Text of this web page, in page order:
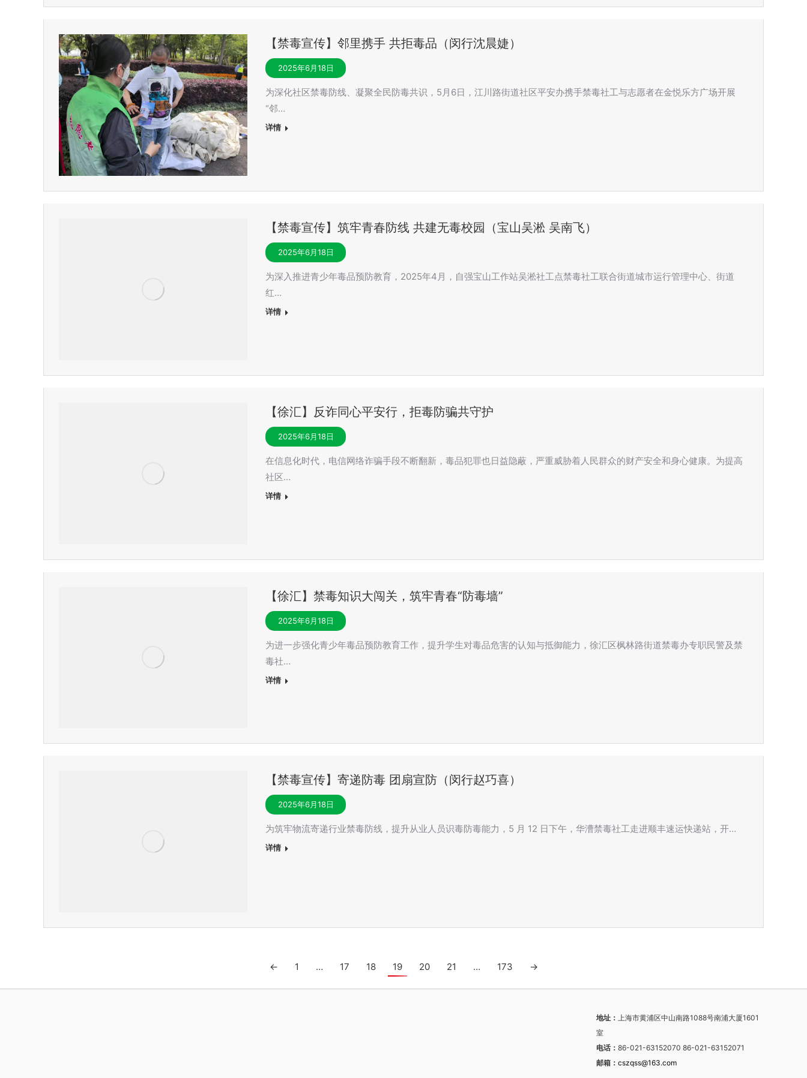
【禁毒宣传】邻里携手 共拒毒品（闵行沈晨婕）
2025年6月18日
为深化社区禁毒防线、凝聚全民防毒共识，5月6日，江川路街道社区平安办携手禁毒社工与志愿者在金悦乐方广场开展
“邻…
详情
【禁毒宣传】筑牢青春防线 共建无毒校园（宝山吴淞 吴南飞）
2025年6月18日
为深入推进青少年毒品预防教育，2025年4月，自强宝山工作站吴淞社工点禁毒社工联合街道城市运行管理中心、街道
红…
详情
【徐汇】反诈同心平安行，拒毒防骗共守护
2025年6月18日
在信息化时代，电信网络诈骗手段不断翻新，毒品犯罪也日益隐蔽，严重威胁着人民群众的财产安全和身心健康。为提高
社区…
详情
【徐汇】禁毒知识大闯关，筑牢青春“防毒墙”
2025年6月18日
为进一步强化青少年毒品预防教育工作，提升学生对毒品危害的认知与抵御能力，徐汇区枫林路街道禁毒办专职民警及禁
毒社…
详情
【禁毒宣传】寄递防毒 团扇宣防（闵行赵巧喜）
2025年6月18日
为筑牢物流寄递行业禁毒防线，提升从业人员识毒防毒能力，5 月 12 日下午，华漕禁毒社工走进顺丰速运快递站，开…
详情
← 1 … 17 18 19 20 21 … 173 →
地址：上海市黄浦区中山南路1088号南浦大厦1601
室
电话：86-021-63152070 86-021-63152071
邮箱：cszqss@163.com